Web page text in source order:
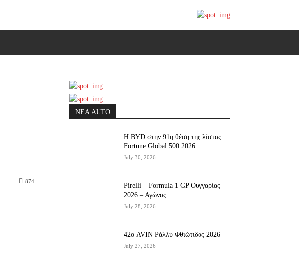
874
ΝΕΑ AUTO
Η BYD στην 91η θέση της λίστας
Fortune Global 500 2026
July 30, 2026
Pirelli – Formula 1 GP Ουγγαρίας
2026 – Αγώνας
July 28, 2026
42ο AVIN Ράλλυ Φθιώτιδος 2026
July 27, 2026